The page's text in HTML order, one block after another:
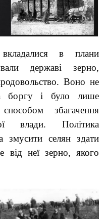
в плани
державі зерно,
Воно не
боргу і було лише
збагачення
влади. Політика
змусити селян здати
від неї зерно, якого